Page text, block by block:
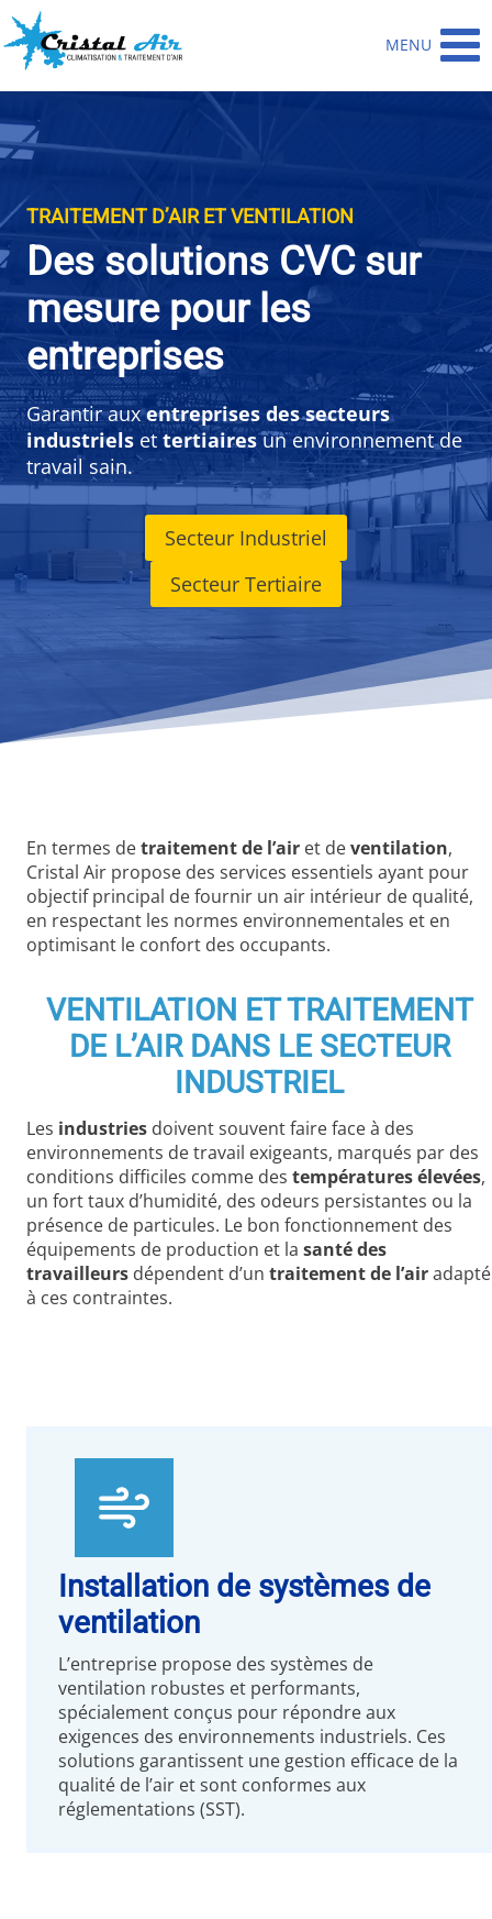
Aller
au
contenu
MENU
TRAITEMENT D’AIR ET VENTILATION
Des solutions CVC sur
mesure pour les
entreprises
Garantir auxentreprises des secteurs
industriels ettertiairesun environnement de
travail sain.
Secteur Industriel
Secteur Tertiaire
En termes detraitement de l’air et deventilation,
Cristal Air propose des services essentiels ayant pour
objectif principal de fournir un air intérieur de qualité,
en respectant les normes environnementales et en
optimisant le confort des occupants.
VENTILATION ET TRAITEMENT
DE L’AIR DANS LE SECTEUR
INDUSTRIEL
Les industries doivent souvent faire face à des
environnements de travail exigeants, marqués par des
conditions difficiles comme des températures élevées,
un fort taux d’humidité, des odeurs persistantes ou la
présence de particules. Le bon fonctionnement des
équipements de production et la santé des
travailleurs dépendent d’un traitement de l’airadapté
à ces contraintes.
Installation de systèmes de
ventilation
L’entreprise propose des systèmes de
ventilation robustes et performants,
spécialement conçus pour répondre aux
exigences des environnements industriels. Ces
solutions garantissent une gestion efficace de la
qualité de l’air et sont conformes aux
réglementations (SST).